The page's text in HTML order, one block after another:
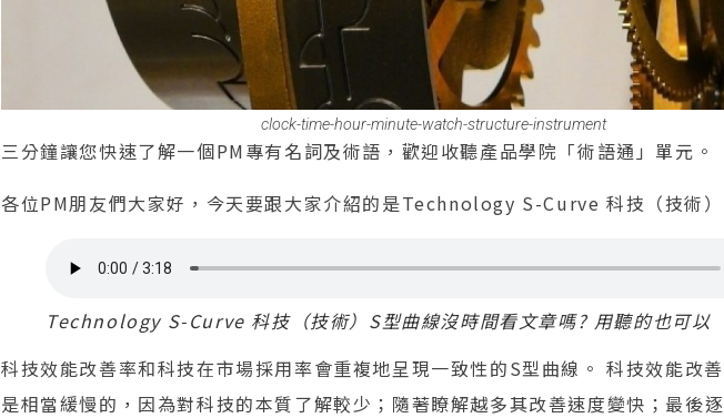
clock-time-hour-minute-watch-structure-instrument
三分鐘讓您快速了解一個PM專有名詞及術語，歡迎收聽產品學院「術語通」單元。
各位PM朋友們大家好，今天要跟大家介紹的是Technology S-Curve 科技（技術）
Technology S-Curve 科技（技術）S型曲線沒時間看文章嗎? 用聽的也可以
科技效能改善率和科技在市場採用率會重複地呈現一致性的S型曲線。 科技效能改
是相當緩慢的，因為對科技的本質了解較少；隨著瞭解越多其改善速度變快；最後